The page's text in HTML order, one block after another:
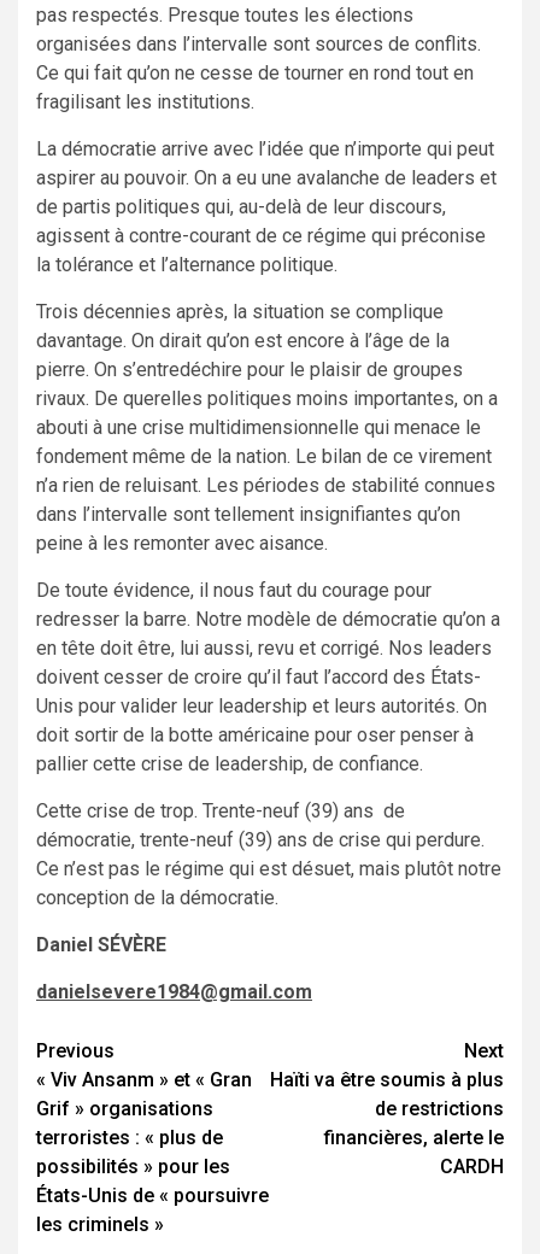
pas respectés. Presque toutes les élections
organisées dans l’intervalle sont sources de conflits.
Ce qui fait qu’on ne cesse de tourner en rond tout en
fragilisant les institutions.
La démocratie arrive avec l’idée que n’importe qui peut
aspirer au pouvoir. On a eu une avalanche de leaders et
de partis politiques qui, au-delà de leur discours,
agissent à contre-courant de ce régime qui préconise
la tolérance et l’alternance politique.
Trois décennies après, la situation se complique
davantage. On dirait qu’on est encore à l’âge de la
pierre. On s’entredéchire pour le plaisir de groupes
rivaux. De querelles politiques moins importantes, on a
abouti à une crise multidimensionnelle qui menace le
fondement même de la nation. Le bilan de ce virement
n’a rien de reluisant. Les périodes de stabilité connues
dans l’intervalle sont tellement insignifiantes qu’on
peine à les remonter avec aisance.
De toute évidence, il nous faut du courage pour
redresser la barre. Notre modèle de démocratie qu’on a
en tête doit être, lui aussi, revu et corrigé. Nos leaders
doivent cesser de croire qu’il faut l’accord des États-
Unis pour valider leur leadership et leurs autorités. On
doit sortir de la botte américaine pour oser penser à
pallier cette crise de leadership, de confiance.
Cette crise de trop. Trente-neuf (39) ans de
démocratie, trente-neuf (39) ans de crise qui perdure.
Ce n’est pas le régime qui est désuet, mais plutôt notre
conception de la démocratie.
Daniel SÉVÈRE
danielsevere1984@gmail.com
Continue
Reading
Previous
« Viv Ansanm » et « Gran
Grif » organisations
terroristes : « plus de
possibilités » pour les
États-Unis de « poursuivre
les criminels »
Next
Haïti va être soumis à plus
de restrictions
financières, alerte le
CARDH